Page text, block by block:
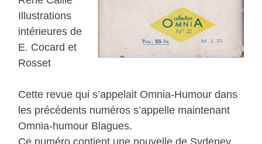
Illustrations
intérieures de
E. Cocard et
Rosset
Cette revue qui s’appelait Omnia-Humour dans
les précédents numéros s’appelle maintenant
Omnia-humour Blagues.
Ce numéro contient une nouvelle de Sydeney,